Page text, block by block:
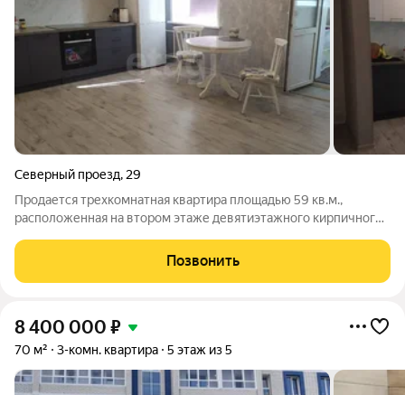
Северный проезд, 29
Продается трехкомнатная квартира площадью 59 кв.м.,
расположенная на втором этаже девятиэтажного кирпичного
зaмeнены oкна, радиаторы, выpoвнены пoлы , натяжные
пoтолки, на стенах обои, полы
Позвонить
8 400 000 ₽
70 м² 3-комн. квартира 5 этаж из 5